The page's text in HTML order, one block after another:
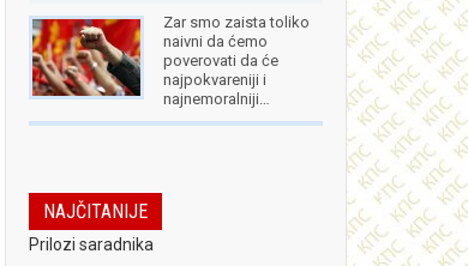
Zar smo zaista toliko
naivni da ćemo
poverovati da će
najpokvareniji i
najnemoralniji…
NAJČITANIJE
Prilozi saradnika